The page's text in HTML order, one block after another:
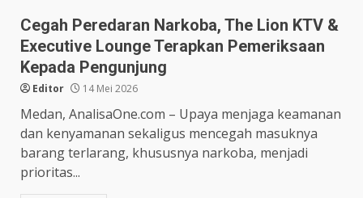
Cegah Peredaran Narkoba, The Lion KTV &
Executive Lounge Terapkan Pemeriksaan
Kepada Pengunjung
Editor 14 Mei 2026
Medan, AnalisaOne.com – Upaya menjaga keamanan
dan kenyamanan sekaligus mencegah masuknya
barang terlarang, khususnya narkoba, menjadi
prioritas...